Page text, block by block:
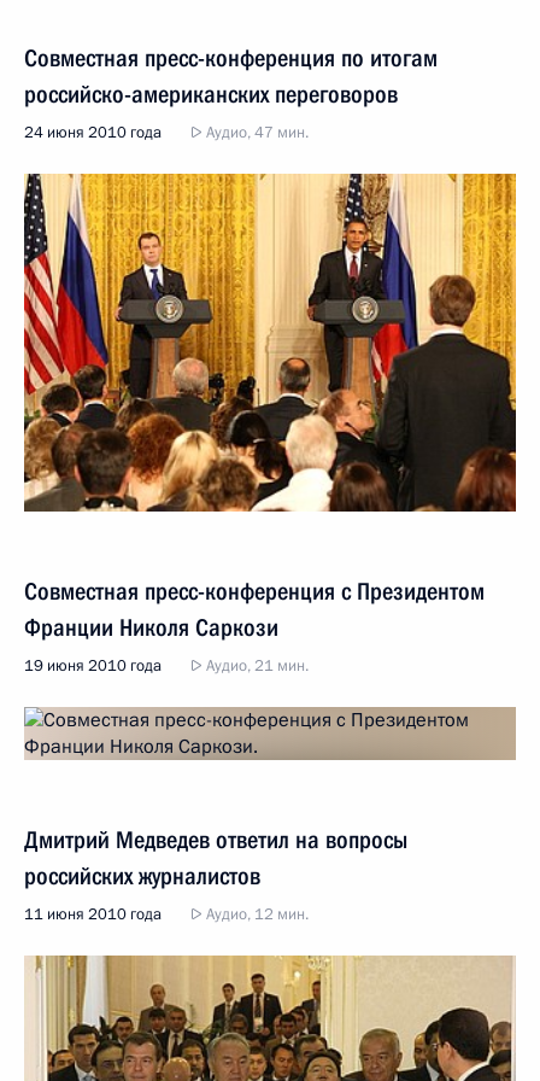
Совместная пресс-конференция по итогам
российско-американских переговоров
24 июня 2010 года Аудио, 47 мин.
Совместная пресс-конференция с Президентом
Франции Николя Саркози
19 июня 2010 года Аудио, 21 мин.
Дмитрий Медведев ответил на вопросы
российских журналистов
11 июня 2010 года Аудио, 12 мин.